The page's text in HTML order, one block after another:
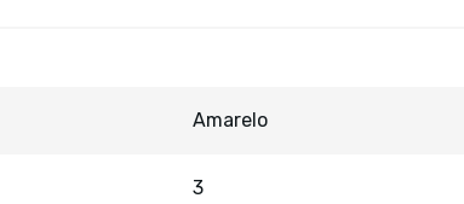
Amarelo
3